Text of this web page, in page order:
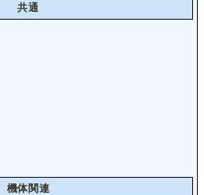
共通
機体関連